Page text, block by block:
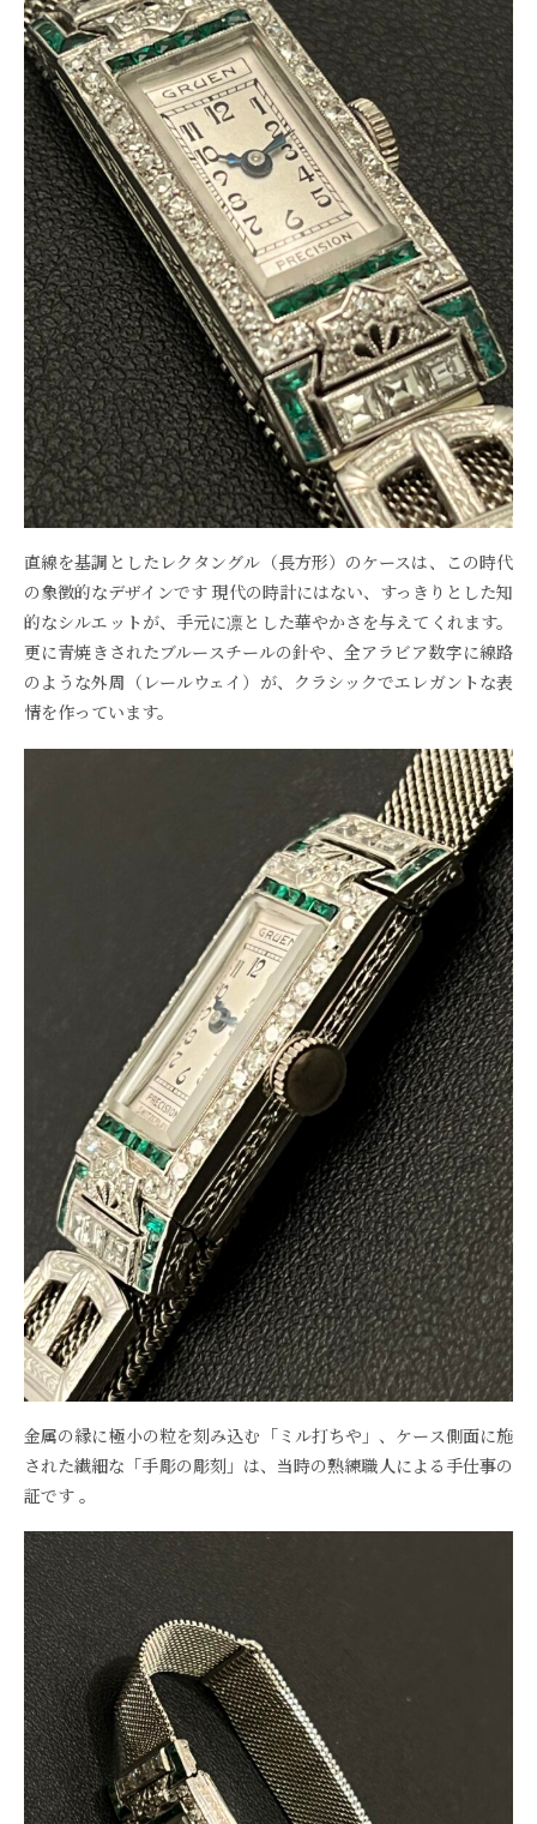
直線を基調としたレクタングル（長方形）のケースは、この時代
の象徴的なデザインです 現代の時計にはない、すっきりとした知
的なシルエットが、手元に凛とした華やかさを与えてくれます。
更に青焼きされたブルースチールの針や、全アラビア数字に線路
のような外周（レールウェイ）が、クラシックでエレガントな表
情を作っています。
金属の縁に極小の粒を刻み込む「ミル打ちや」、ケース側面に施
された繊細な「手彫の彫刻」は、当時の熟練職人による手仕事の
証です 。